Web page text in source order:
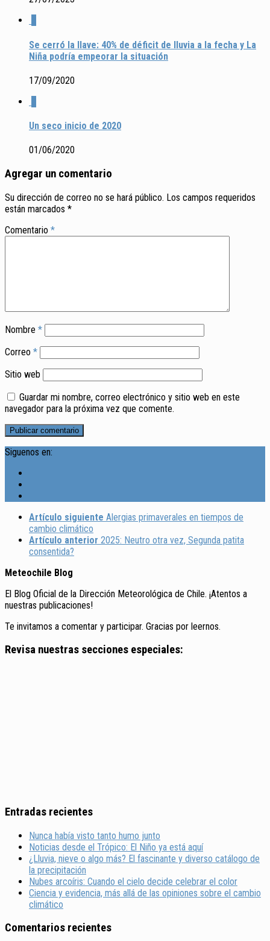
Se cerró la llave: 40% de déficit de lluvia a la fecha y La
Niña podría empeorar la situación
17/09/2020
Un seco inicio de 2020
01/06/2020
Agregar un comentario
Su dirección de correo no se hará público. Los campos requeridos
están marcados *
Comentario *
Nombre *
Correo *
Sitio web
Guardar mi nombre, correo electrónico y sitio web en este
navegador para la próxima vez que comente.
Siguenos en:
Artículo siguiente Alergias primaverales en tiempos de
cambio climático
Artículo anterior 2025: Neutro otra vez, Segunda patita
consentida?
Meteochile Blog
El Blog Oficial de la Dirección Meteorológica de Chile. ¡Atentos a
nuestras publicaciones!
Te invitamos a comentar y participar. Gracias por leernos.
Revisa nuestras secciones especiales:
Entradas recientes
Nunca había visto tanto humo junto
Noticias desde el Trópico: El Niño ya está aquí
¿Lluvia, nieve o algo más? El fascinante y diverso catálogo de
la precipitación
Nubes arcoíris: Cuando el cielo decide celebrar el color
Ciencia y evidencia, más allá de las opiniones sobre el cambio
climático
Comentarios recientes